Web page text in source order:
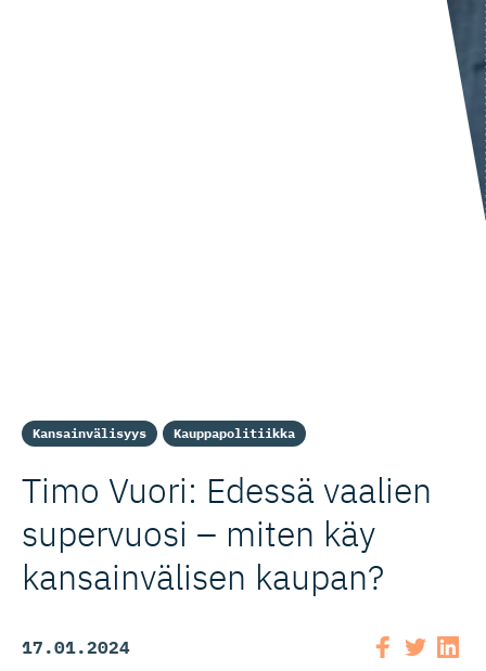
Kansainvälisyys Kauppapolitiikka
Timo Vuori: Edessä vaalien
supervuosi – miten käy
kansainvälisen kaupan?
17.01.2024